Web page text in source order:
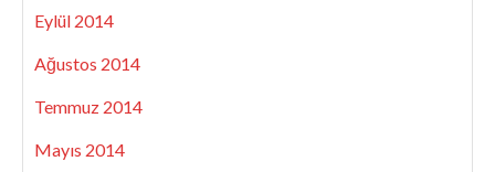
Eylül 2014
Ağustos 2014
Temmuz 2014
Mayıs 2014